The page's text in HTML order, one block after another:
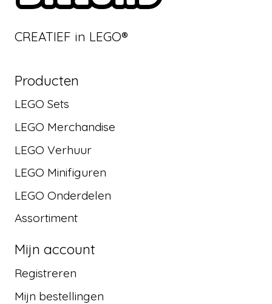
CREATIEF in LEGO®
Producten
LEGO Sets
LEGO Merchandise
LEGO Verhuur
LEGO Minifiguren
LEGO Onderdelen
Assortiment
Mijn account
Registreren
Mijn bestellingen